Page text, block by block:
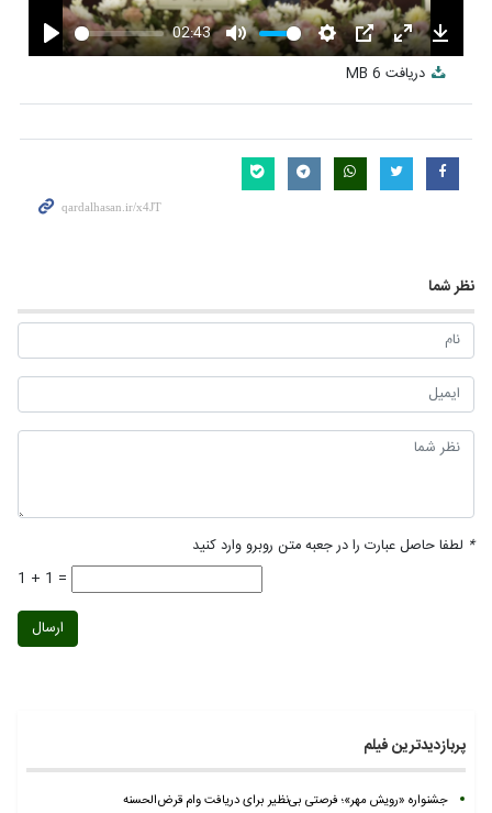
Play
02:43
Mute Settings
PIP
Enter
fullscreen
دریافت 6 MB
نظر شما
* لطفا حاصل عبارت را در جعبه متن روبرو وارد کنید
1 + 1 =
ارسال
پربازدیدترین فیلم
جشنواره «رویش مهر»؛ فرصتی بی‌نظیر برای دریافت وام قرض‎‌الحسنه